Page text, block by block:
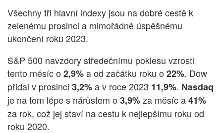
Všechny tři hlavní indexy jsou na dobré cestě k
zelenému prosinci a mimořádně úspěšnému
ukončení roku 2023.
S&P 500 navzdory středečnímu poklesu vzrostl
tento měsíc o 2,9%a od začátku roku o 22%. Dow
přidal v prosinci 3,2%a v roce 2023 11,9%. Nasdaq
je na tom lépe s nárůstem o 3,9%za měsíc a41%
za rok, což jej staví na cestu k nejlepšímu roku od
roku 2020.